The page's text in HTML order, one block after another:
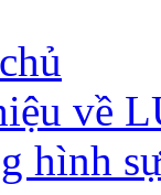
về
hình